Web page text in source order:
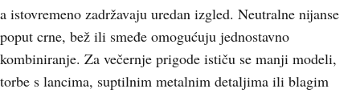
a istovremeno zadržavaju uredan izgled. Neutralne nijanse
poput crne, bež ili smeđe omogućuju jednostavno
kombiniranje. Za večernje prigode ističu se manji modeli,
torbe s lancima, suptilnim metalnim detaljima ili blagim